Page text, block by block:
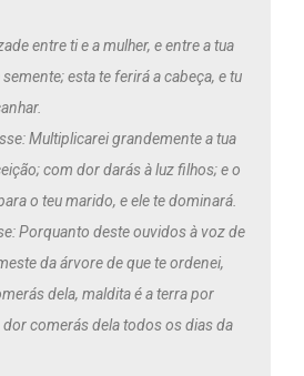
entre ti e a mulher, e entre a tua
esta te ferirá a cabeça, e tu
Multiplicarei grandemente a tua
com dor darás à luz filhos; e o
o teu marido, e ele te dominará.
Porquanto deste ouvidos à voz de
da árvore de que te ordenei,
dela, maldita é a terra por
dor comerás dela todos os dias da